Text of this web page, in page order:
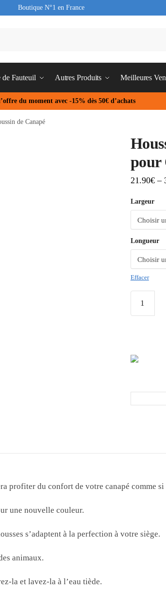
Boutique N°1 en France
de Fauteuil Autres Produits Meilleures
du moment avec -15% dès 50€ d’achats
de Canapé
pour
21.90€–
Largeur
Longueur
Effacer
profiter du confort de votre canapé comme
une nouvelle couleur.
s’adaptent à la perfection à votre siège.
animaux.
la et lavez-la à l’eau tiède.